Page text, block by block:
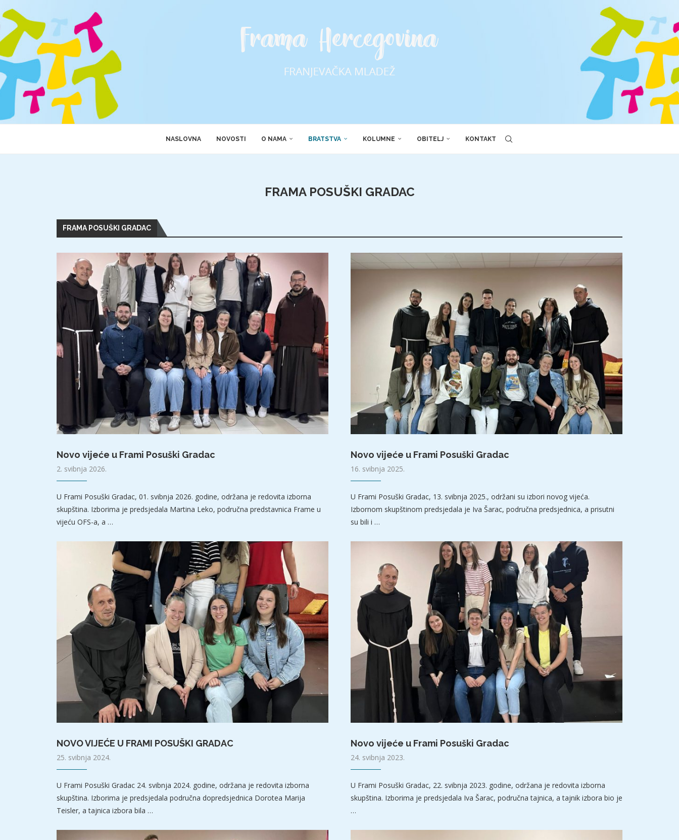
NASLOVNA NOVOSTI O NAMA BRATSTVA KOLUMNE OBITELJ KONTAKT
FRAMA POSUŠKI GRADAC
FRAMA POSUŠKI GRADAC
Novo vijeće u Frami Posuški Gradac
2. svibnja 2026.
U Frami Posuški Gradac, 01. svibnja 2026. godine, održana je redovita izborna
skupština. Izborima je predsjedala Martina Leko, područna predstavnica Frame u
vijeću OFS-a, a …
Novo vijeće u Frami Posuški Gradac
16. svibnja 2025.
U Frami Posuški Gradac, 13. svibnja 2025., održani su izbori novog vijeća.
Izbornom skupštinom predsjedala je Iva Šarac, područna predsjednica, a prisutni
su bili i …
NOVO VIJEĆE U FRAMI POSUŠKI GRADAC
25. svibnja 2024.
U Frami Posuški Gradac 24. svibnja 2024. godine, održana je redovita izborna
skupština. Izborima je predsjedala područna dopredsjednica Dorotea Marija
Teisler, a tajnica izbora bila …
Novo vijeće u Frami Posuški Gradac
24. svibnja 2023.
U Frami Posuški Gradac, 22. svibnja 2023. godine, održana je redovita izborna
skupština. Izborima je predsjedala Iva Šarac, područna tajnica, a tajnik izbora bio je
…